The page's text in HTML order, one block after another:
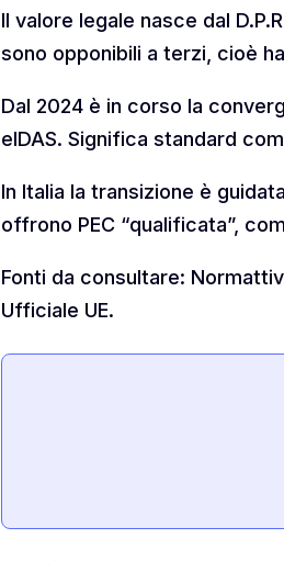
Il valore legale nasce dal
sono opponibili a terzi, cioè
Dal 2024 è in corso la
eIDAS. Significa standard
In Italia la transizione è
offrono PEC “qualificata”,
Fonti da consultare:
Ufficiale UE.